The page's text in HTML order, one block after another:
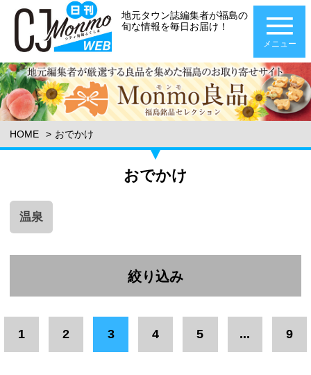
地元タウン誌編集者が福島の
旬な情報を毎日お届け！
メニュー
HOME おでかけ
おでかけ
温泉
絞り込み
エリア
浪江町 葛尾村 双葉町
1 2 3 4 5 ... 9